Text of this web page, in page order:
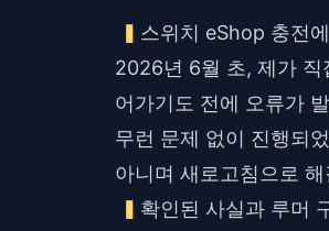
스위치 eShop 충전
2026년 6월 초, 제가 직
어가기도 전에 오류가
무런 문제 없이 진행되
아니며 새로고침으로
확인된 사실과 루머